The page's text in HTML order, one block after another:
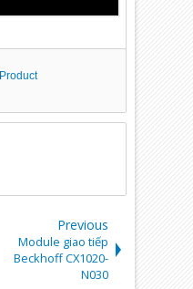
Product
Previous
Module giao tiếp
Beckhoff CX1020-
N030